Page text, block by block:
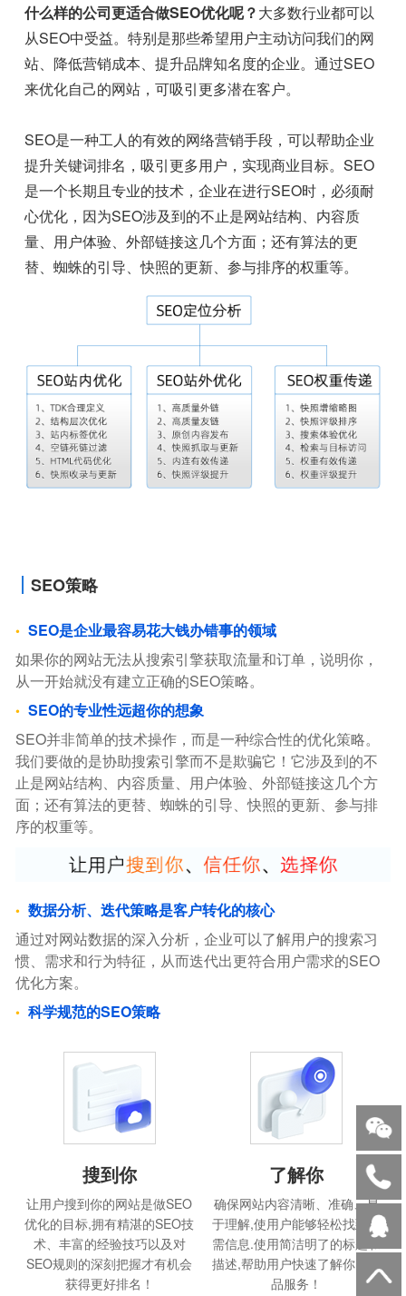
什么样的公司更适合做SEO优化呢？大多数行业都可以
从SEO中受益。特别是那些希望用户主动访问我们的网
站、降低营销成本、提升品牌知名度的企业。通过SEO
来优化自己的网站，可吸引更多潜在客户。
SEO是一种工人的有效的网络营销手段，可以帮助企业
提升关键词排名，吸引更多用户，实现商业目标。SEO
是一个长期且专业的技术，企业在进行SEO时，必须耐
心优化，因为SEO涉及到的不止是网站结构、内容质
量、用户体验、外部链接这几个方面；还有算法的更
替、蜘蛛的引导、快照的更新、参与排序的权重等。
SEO策略
SEO是企业最容易花大钱办错事的领域
如果你的网站无法从搜索引擎获取流量和订单，说明你，
从一开始就没有建立正确的SEO策略。
SEO的专业性远超你的想象
SEO并非简单的技术操作，而是一种综合性的优化策略。
我们要做的是协助搜索引擎而不是欺骗它！它涉及到的不
止是网站结构、内容质量、用户体验、外部链接这几个方
面；还有算法的更替、蜘蛛的引导、快照的更新、参与排
序的权重等。
数据分析、迭代策略是客户转化的核心
通过对网站数据的深入分析，企业可以了解用户的搜索习
惯、需求和行为特征，从而迭代出更符合用户需求的SEO
优化方案。
科学规范的SEO策略
搜到你
让用户搜到你的网站是做SEO
优化的目标,拥有精湛的SEO技
术、丰富的经验技巧以及对
SEO规则的深刻把握才有机会
获得更好排名！
了解你
确保网站内容清晰、准确、易
于理解,使用户能够轻松找到所
需信息.使用简洁明了的标题和
描述,帮助用户快速了解你的产
品服务！